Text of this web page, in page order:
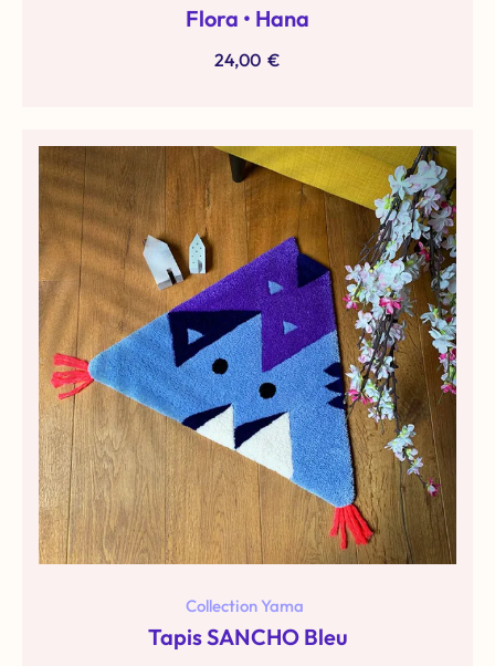
Flora • Hana
24,00€
Collection Yama
Tapis SANCHO Bleu